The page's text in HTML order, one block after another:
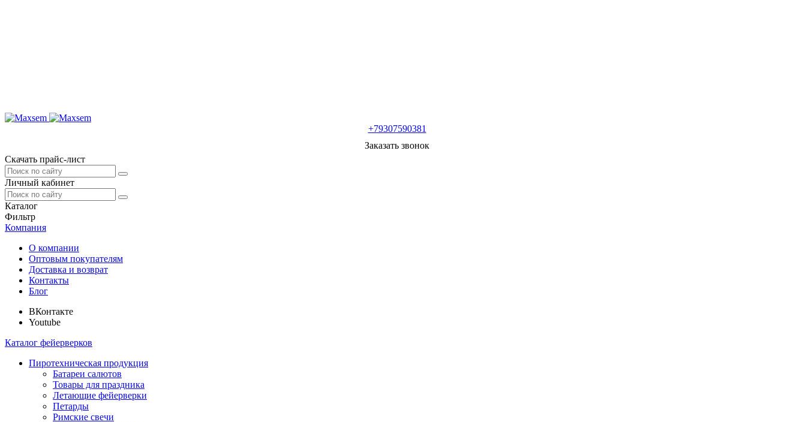
+79307590381
Заказать звонок
Скачать прайс-лист
Личный кабинет
Каталог
Фильтр
Компания
О компании
Оптовым покупателям
Доставка и возврат
Контакты
Блог
ВКонтакте
Youtube
Каталог фейерверков
Пиротехническая продукция
Батареи салютов
Товары для праздника
Летающие фейерверки
Петарды
Римские свечи